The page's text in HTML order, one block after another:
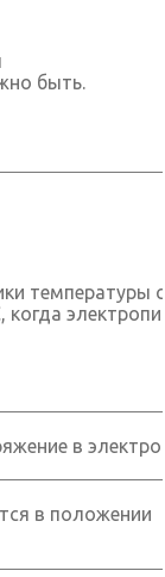
быть.
когда
в
в положении